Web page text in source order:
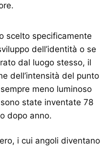
scelto specificamente
dell’identità o se
dal luogo stesso, il
dell’intensità del punto
meno luminoso
state inventate 78
dopo anno.
i cui angoli diventano